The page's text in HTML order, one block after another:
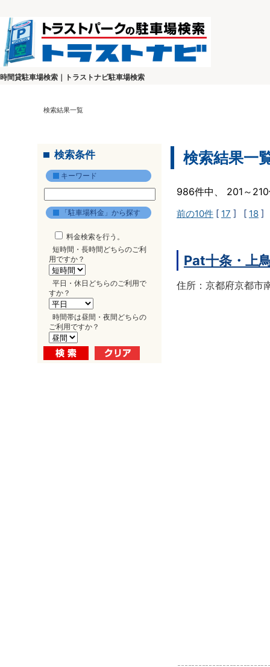
時間貸駐車場検索｜トラストナビ駐車場検索
検索結果一覧
検索条件
キーワード
「駐車場料金」から探す
料金検索を行う。
短時間・長時間どちらのご利
用ですか？
平日・休日どちらのご利用で
すか？
時間帯は昼間・夜間どちらの
ご利用ですか？
検索結果一
986件中、 201～
前の10件 [ 17 ] [ 18 ]
Pat十条・上
住所：京都府京都市